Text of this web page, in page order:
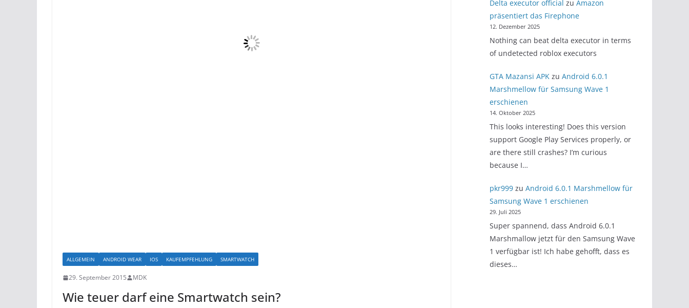
ALLGEMEIN ANDROID WEAR IOS KAUFEMPFEHLUNG SMARTWATCH
29. September 2015 MDK
Wie teuer darf eine Smartwatch sein?
Delta executor official zu Amazon
präsentiert das Firephone
12. Dezember 2025
Nothing can beat delta executor in terms
of undetected roblox executors
GTA Mazansi APKzu Android 6.0.1
Marshmellow für Samsung Wave 1
erschienen
14. Oktober 2025
This looks interesting! Does this version
support Google Play Services properly, or
are there still crashes? I’m curious
because I…
pkr999zu Android 6.0.1 Marshmellow für
Samsung Wave 1 erschienen
29. Juli 2025
Super spannend, dass Android 6.0.1
Marshmallow jetzt für den Samsung Wave
1 verfügbar ist! Ich habe gehofft, dass es
dieses…